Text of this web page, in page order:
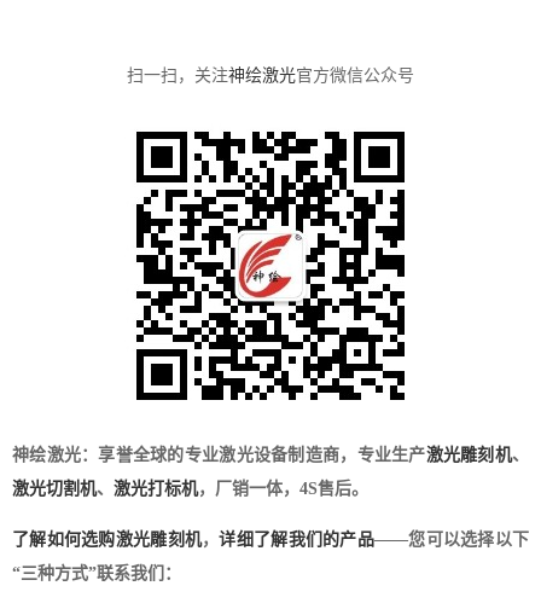
扫一扫，关注神绘激光官方微信公众号
神绘激光：享誉全球的专业激光设备制造商，专业生产激光雕刻机、
激光切割机、 激光打标机，厂销一体，4S售后。
了解如何选购激光雕刻机，详细了解我们的产品——您可以选择以下
“三种方式”联系我们：